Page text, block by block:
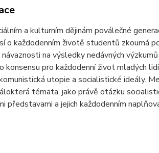
a kulturním dějinám poválečné
o každodenním životě studentů zkoumá
na výsledky nedávných
konsensu pro každodenní život mladých
utopie a socialistické ideály.
témata, jako právě otázku
představami a jejich každodenním